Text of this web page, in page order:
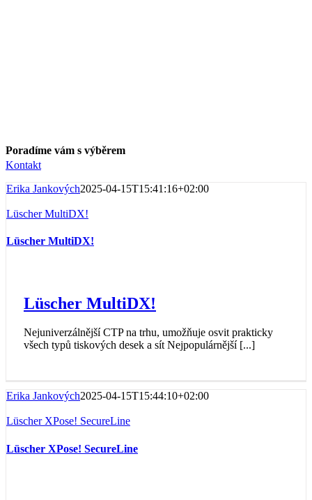
Poradíme vám s výběrem
Kontakt
Erika Jankových2025-04-15T15:41:16+02:00
Lüscher MultiDX!
Lüscher MultiDX!
Lüscher MultiDX!
Nejuniverzálnější CTP na trhu, umožňuje osvit prakticky
všech typů tiskových desek a sít Nejpopulárnější [...]
Erika Jankových2025-04-15T15:44:10+02:00
Lüscher XPose! SecureLine
Lüscher XPose! SecureLine